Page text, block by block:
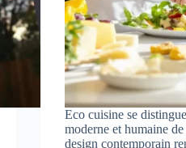
Eco cuisine se
moderne et humaine
design contemporain